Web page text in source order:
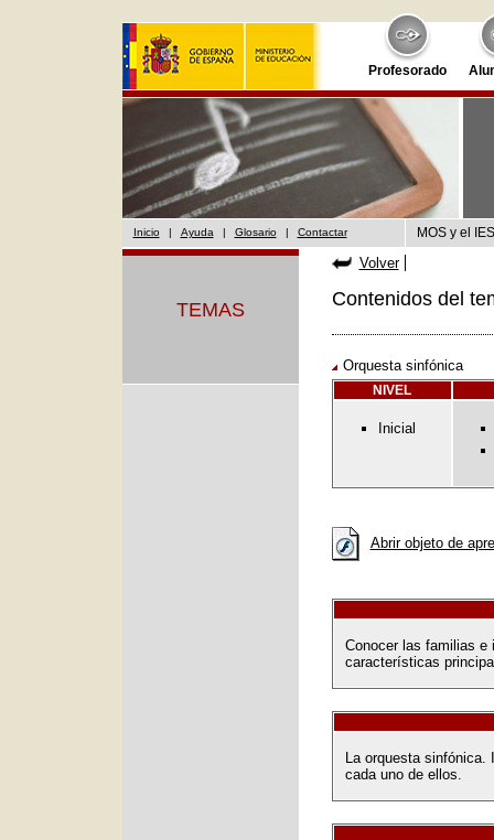
Profesorado
Inicio | Ayuda | Glosario | Contactar MOS y el
TEMAS
Volver
Contenidos del
Orquesta sinfónica
NIVEL
Inicial
Abrir objeto de
Conocer las familias e
características
La orquesta
cada uno de ellos.